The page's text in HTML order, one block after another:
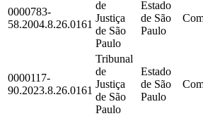
0000783-
58.2004.8.26.0161
de
Justiça
de São
Paulo
Estado
de São
Paulo
0000117-
90.2023.8.26.0161
Tribunal
de
Justiça
de São
Paulo
Estado
de São
Paulo